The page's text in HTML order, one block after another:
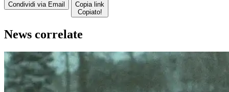
Condividi via Email
Copia link
Copiato!
News correlate